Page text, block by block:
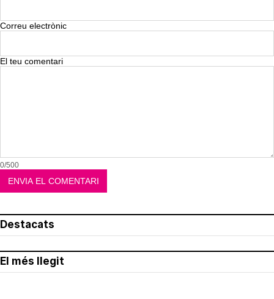
Correu electrònic
El teu comentari
0/500
Destacats
El més llegit